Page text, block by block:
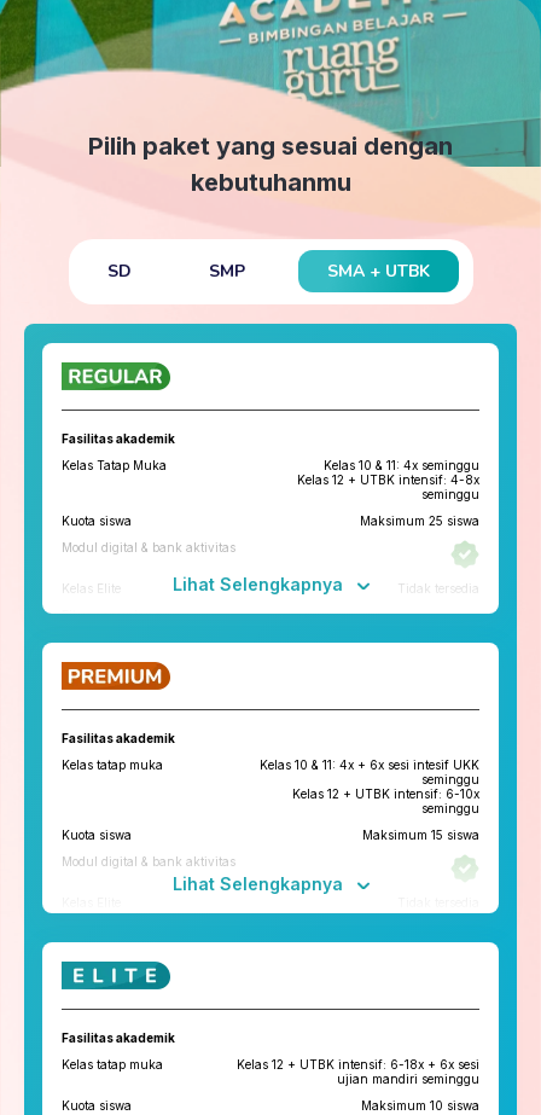
Pilih paket yang sesuai dengan
kebutuhanmu
SD SMP SMA + UTBK
Fasilitas akademik
Kelas Tatap Muka
Kelas 10 & 11: 4x seminggu
Kelas 12 + UTBK intensif: 4-8x
seminggu
Kuota siswa
Maksimum 25 siswa
Modul digital & bank aktivitas
Kelas Elite
Tidak tersedia
Fitur penunjang
ruangbelajar
roboguru
Pengembangan Diri
Konseling Privat via chat & video
Tryout
Tryout Basic & Premium
13x setahun
Lihat Selengkapnya
Fasilitas akademik
Kelas tatap muka
Kelas 10 & 11: 4x + 6x sesi intesif UKK
seminggu
Kelas 12 + UTBK intensif: 6-10x
seminggu
Kuota siswa
Maksimum 15 siswa
Modul digital & bank aktivitas
Konseling dan Kelas
Lihat Selengkapnya
Fasilitas akademik
Kelas tatap muka
Kelas 12 + UTBK intensif: 6-18x + 6x sesi
ujian mandiri seminggu
Kuota siswa
Maksimum 10 siswa